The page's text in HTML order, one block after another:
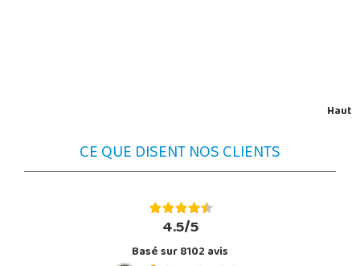
Haut
CE QUE DISENT NOS CLIENTS
4.5/5
Basé sur 8102 avis